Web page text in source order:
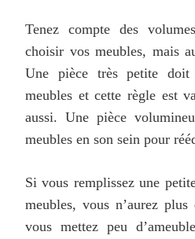
Tenez compte des
choisir vos meubles, mais
Une pièce très petite
meubles et cette règle est
aussi. Une pièce
meubles en son sein pour
Si vous remplissez une
meubles, vous n’aurez plus
vous mettez peu